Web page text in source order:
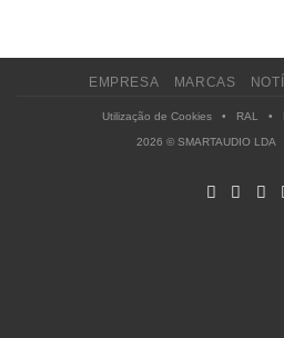
EMPRESA MARCAS
Utilização de Cookies• RAL •
2026 © SMARTAUDIO